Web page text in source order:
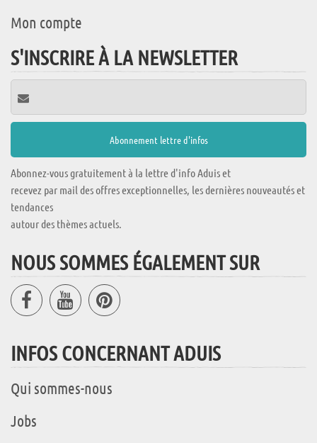
Mon compte
S'INSCRIRE À LA NEWSLETTER
Abonnez-vous gratuitement à la lettre d'info Aduis et
recevez par mail des offres exceptionnelles, les dernières nouveautés et
tendances
autour des thèmes actuels.
NOUS SOMMES ÉGALEMENT SUR
INFOS CONCERNANT ADUIS
Qui sommes-nous
Jobs